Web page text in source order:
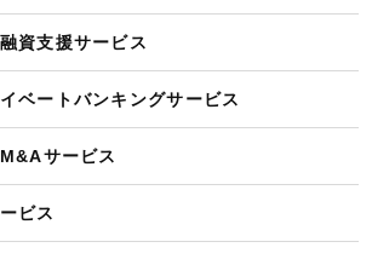
資支援サービス
ベートバンキングサービス
サービス
ビス